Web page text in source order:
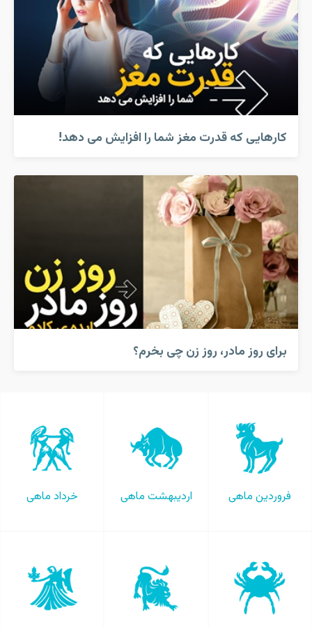
کارهایی که قدرت مغز شما را افزایش می دهد!
برای روز مادر، روز زن چی بخرم؟
فروردین ماهی اردیبهشت ماهی خرداد ماهی